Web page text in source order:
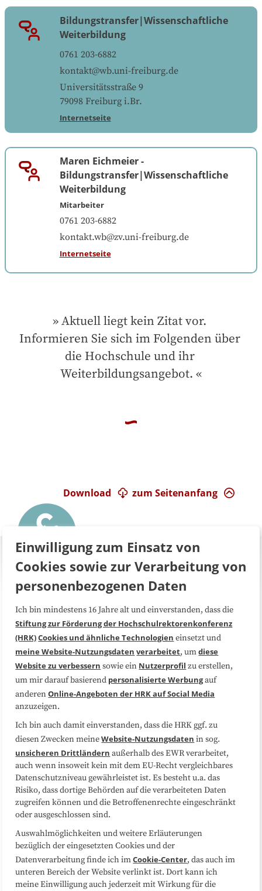
Bildungstransfer|Wissenschaftliche
Weiterbildung
0761 203-6882
kontakt@wb.uni-freiburg.de
Universitätsstraße 9
79098 Freiburg i.Br.
Internetseite
Maren Eichmeier -
Bildungstransfer|Wissenschaftliche
Weiterbildung
Mitarbeiter
0761 203-6882
kontakt.wb@zv.uni-freiburg.de
Internetseite
Aktuell liegt kein Zitat vor.
Informieren Sie sich im Folgenden über
die Hochschule und ihr
Weiterbildungsangebot.
zum Seitenanfang
Download
Über uns FAQ
Medienarbeit Kooperationen
Datenschutzerklärung Impressum
Sitemap
Folgen Sie uns
Einwilligung zum Einsatz von
Cookies sowie zur Verarbeitung von
personenbezogenen Daten
Ich bin mindestens 16 Jahre alt und einverstanden, dass die
Stiftung zur Förderung der Hochschulrektorenkonferenz
(HRK)Cookies und ähnliche Technologien einsetzt und
meine Website-Nutzungsdaten verarbeitet, umdiese
Website zu verbessern sowie ein Nutzerprofil zu erstellen,
um mir darauf basierend personalisierte Werbungauf
anderenOnline-Angeboten der HRK auf Social Media
anzuzeigen.
Ich bin auch damit einverstanden, dass die HRK ggf. zu
diesen Zwecken meineWebsite-Nutzungsdaten in sog.
unsicheren Drittländern außerhalb des EWR verarbeitet,
auch wenn insoweit kein mit dem EU-Recht vergleichbares
Datenschutzniveau gewährleistet ist. Es besteht u.a. das
Risiko, dass dortige Behörden auf die verarbeiteten Daten
zugreifen können und die Betroffenenrechte eingeschränkt
oder ausgeschlossen sind.
Auswahlmöglichkeiten und weitere Erläuterungen
bezüglich der eingesetzten Cookies und der
Datenverarbeitung finde ich imCookie-Center, das auch im
unteren Bereich der Website verlinkt ist. Dort kann ich
meine Einwilligung auch jederzeit mit Wirkung für die